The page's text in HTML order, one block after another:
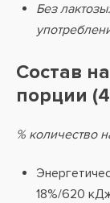
Без
Состав
порции
% количество
18%/620